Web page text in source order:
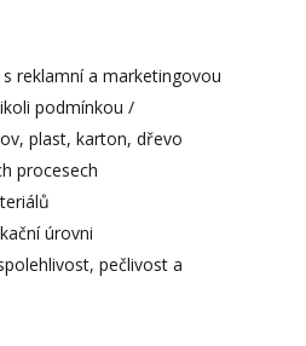
reklamní a marketingovou
podmínkou /
plast, karton, dřevo
procesech
úrovni
pečlivost a